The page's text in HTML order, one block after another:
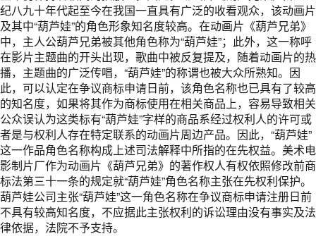
纪八九十年代起至今在我国一直具有广泛的收看观众，该动画片
及其中“葫芦娃”的角色形象知名度较高。在动画片《葫芦兄弟》
中，主人公葫芦兄弟被其他角色称为“葫芦娃”；此外，这一称呼
在影片主题曲的开头出现，歌曲中被反复提及，随着动画片的热
播，主题曲的广泛传唱，“葫芦娃”的称谓也被大众所熟知。因
此，可以认定在争议商标申请日前，该角色名称也已具有了较高
的知名度，如果将其作为商标使用在相关商品上，容易导致相关
公众误认为这类标有“葫芦娃”字样的商品系经过权利人的许可或
者是与权利人存在特定联系的动画片周边产品。因此，“葫芦娃”
这一作品角色名称构成上述司法解释中所指的在先权益。美术电
影制片厂作为动画片《葫芦兄弟》的著作权人有权依照修改前商
标法第三十一条的规定就“葫芦娃”角色名称主张在先权利保护。
葫芦娃公司主张“葫芦娃”这一角色名称在争议商标申请注册日前
不具有较高知名度，不应据此主张权利的诉讼理由没有事实及法
律依据，法院不予支持。